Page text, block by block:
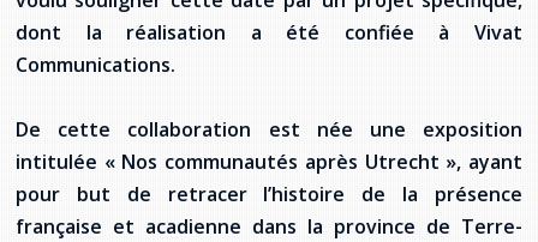
Allison Chaytor
Lee Trowbridge
Randy Follet
provincial
Ressources linguistiques pour la
dont la réalisation a été confiée à Vivat
Communications.
De cette collaboration est née une exposition
intitulée « Nos communautés après Utrecht », ayant
pour but de retracer l’histoire de la présence
française et acadienne dans la province de Terre-